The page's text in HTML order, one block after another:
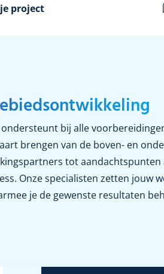
project
bij alle
brengen van de boven- en
tot aandachtspunten
Onze specialisten zetten jouw
je de gewenste resultaten